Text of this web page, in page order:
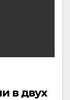
в двух